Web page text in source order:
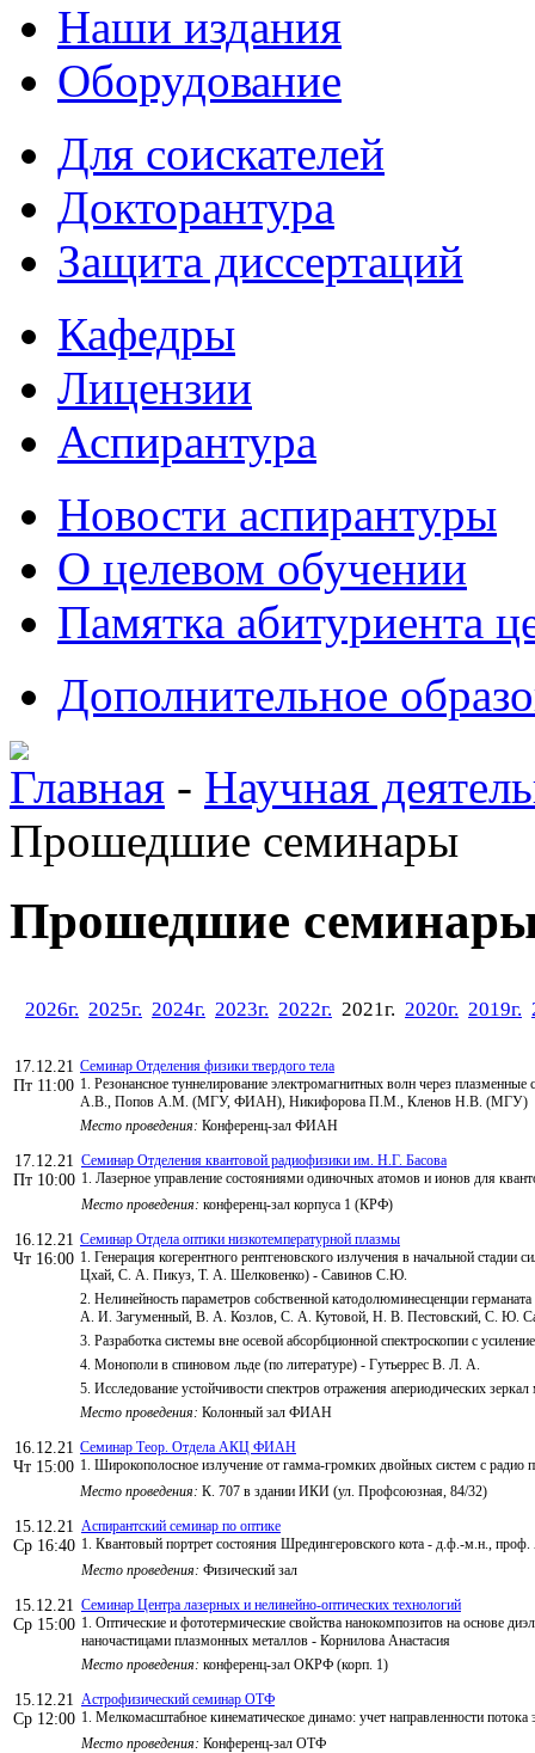
Наши издания
Оборудование
Для соискателей
Докторантура
Защита диссертаций
Кафедры
Лицензии
Аспирантура
Новости аспирантуры
О целевом обучении
Памятка абитуриента
Дополнительное
Главная - Научная
Прошедшие семинары
Прошедшие
2026г. 2025г. 2024г. 2023г. 2022г. 2021г. 2020г. 2019г.
17.12.21
Пт 11:00
Семинар Отделения физики твердого тела
1. Резонансное туннелирование электромагнитных волн через
А.В., Попов А.М. (МГУ, ФИАН), Никифорова П.М., Кленов Н.В. (МГУ)
Место проведения: Конференц-зал ФИАН
17.12.21
Пт 10:00
Семинар Отделения квантовой радиофизики им. Н.Г. Басова
1. Лазерное управление состояниями одиночных атомов и ионов для
Место проведения: конференц-зал корпуса 1 (КРФ)
16.12.21
Чт 16:00
Семинар Отдела оптики низкотемпературной плазмы
1. Генерация когерентного рентгеновского излучения в начальной
Цхай, С. А. Пикуз, Т. А. Шелковенко) - Савинов С.Ю.
2. Нелинейность параметров собственной катодолюминесценции
А. И. Загуменный, В. А. Козлов, С. А. Кутовой, Н. В. Пестовский, С. Ю.
3. Разработка системы вне осевой абсорбционной спектроскопии с
4. Монополи в спиновом льде (по литературе) - Гутьеррес В. Л. А.
5. Исследование устойчивости спектров отражения апериодических
Место проведения: Колонный зал ФИАН
16.12.21
Чт 15:00
Семинар Теор. Отдела АКЦ ФИАН
1. Широкополосное излучение от гамма-громких двойных систем с
Место проведения: К. 707 в здании ИКИ (ул. Профсоюзная, 84/32)
15.12.21
Ср 16:40
Аспирантский семинар по оптике
1. Квантовый портрет состояния Шредингеровского кота - д.ф.-м.н.,
Место проведения: Физический зал
15.12.21
Ср 15:00
Семинар Центра лазерных и нелинейно-оптических технологий
1. Оптические и фототермические свойства нанокомпозитов на основе
наночастицами плазмонных металлов - Корнилова Анастасия
Место проведения: конференц-зал ОКРФ (корп. 1)
15.12.21
Ср 12:00
Астрофизический семинар ОТФ
1. Мелкомасштабное кинематическое динамо: учет направленности
Место проведения: Конференц-зал ОТФ